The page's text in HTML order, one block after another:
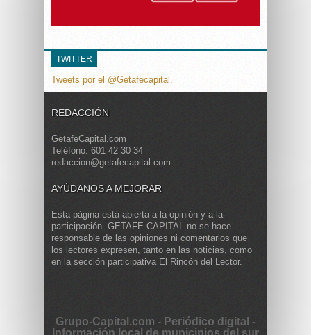
TWITTER
Tweets por el @Getafecapital.
REDACCIÓN
GetafeCapital.com
Teléfono: 601 42 30 34
redaccion@getafecapital.com
AYÚDANOS A MEJORAR
Esta página está abierta a la opinión y a la
participación. GETAFE CAPITAL no se hace
responsable de las opiniones ni comentarios que
los lectores expresen, tanto en las noticias, como
en la sección participativa El Rincón del Lector.
Grupo-Capital.com - Periódico digital -